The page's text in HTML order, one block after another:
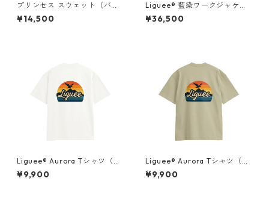
プリンセス スウェット（バッ
クプリント）× Liguee®️糸の鳥
ロゴ（刺繍）
¥14,500
Liguee®️ 藍染ワークジャケッ
ト（花ロゴ刺繍）
¥36,500
Liguee®️ Aurora Tシャツ（胸
ロゴ刺繍&バックプリント）
¥9,900
Liguee®️ Aurora Tシャツ（胸
ロゴ刺繍&バックプリント）
¥9,900